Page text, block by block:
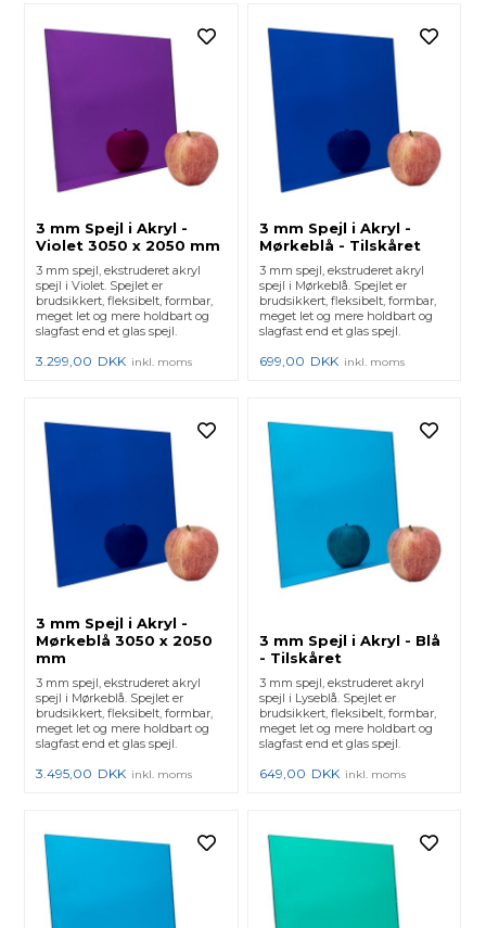
3 mm Spejl i Akryl -
Violet 3050 x 2050 mm
3 mm spejl, ekstruderet akryl
spejl i Violet. Spejlet er
brudsikkert, fleksibelt, formbar,
meget let og mere holdbart og
slagfast end et glas spejl.
3.299,00 DKK inkl. moms
3 mm Spejl i Akryl -
Mørkeblå - Tilskåret
3 mm spejl, ekstruderet akryl
spejl i Mørkeblå. Spejlet er
brudsikkert, fleksibelt, formbar,
meget let og mere holdbart og
slagfast end et glas spejl.
699,00 DKK inkl. moms
3 mm Spejl i Akryl -
Mørkeblå 3050 x 2050
mm
3 mm spejl, ekstruderet akryl
spejl i Mørkeblå. Spejlet er
brudsikkert, fleksibelt, formbar,
meget let og mere holdbart og
slagfast end et glas spejl.
3.495,00 DKK inkl. moms
3 mm Spejl i Akryl - Blå
- Tilskåret
3 mm spejl, ekstruderet akryl
spejl i Lyseblå. Spejlet er
brudsikkert, fleksibelt, formbar,
meget let og mere holdbart og
slagfast end et glas spejl.
649,00 DKK inkl. moms